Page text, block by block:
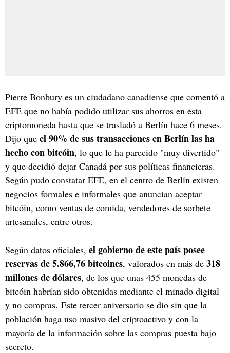
Pierre Bonbury es un ciudadano canadiense que comentó a
EFE que no había podido utilizar sus ahorros en esta
criptomoneda hasta que se trasladó a Berlín hace 6 meses.
Dijo que el 90% de sus transacciones en Berlín las ha
hecho con bitcóin, lo que le ha parecido "muy divertido"
y que decidió dejar Canadá por sus políticas financieras.
Según pudo constatar EFE, en el centro de Berlín existen
negocios formales e informales que anuncian aceptar
bitcóin, como ventas de comida, vendedores de sorbete
artesanales, entre otros.
Según datos oficiales, el gobierno de este país posee
reservas de 5.866,76 bitcoines, valorados en más de 318
millones de dólares, de los que unas 455 monedas de
bitcóin habrían sido obtenidas mediante el minado digital
y no compras. Este tercer aniversario se dio sin que la
población haga uso masivo del criptoactivo y con la
mayoría de la información sobre las compras puesta bajo
secreto.